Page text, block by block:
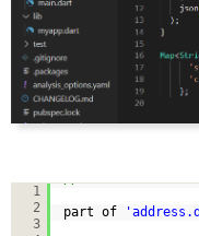
1
2
3
// GENERATED
part of